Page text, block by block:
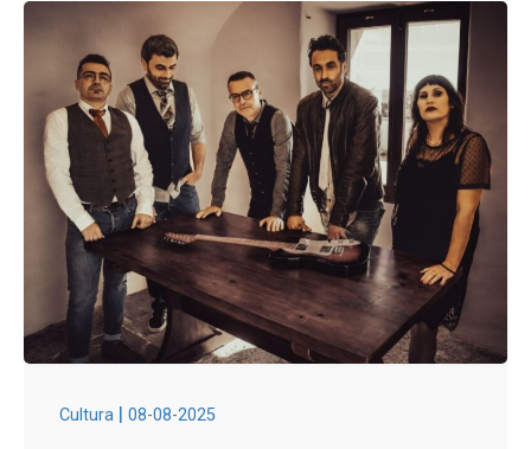
Cultura | 08-08-2025